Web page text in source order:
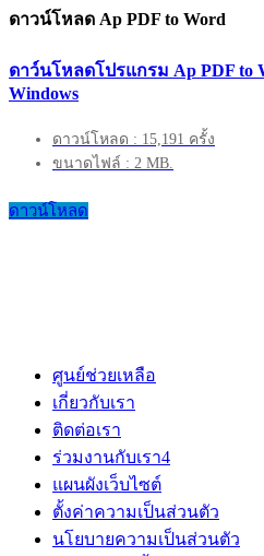
ดาวน์โหลด Ap PDF to Word
ดาว์นโหลดโปรแกรม Ap PDF to
Windows
ดาวน์โหลด : 15,191 ครั้ง
ขนาดไฟล์ : 2 MB.
ดาวน์โหลด
ศูนย์ช่วยเหลือ
เกี่ยวกับเรา
ติดต่อเรา
ร่วมงานกับเรา4
แผนผังเว็บไซต์
ตั้งค่าความเป็นส่วนตัว
นโยบายความเป็นส่วนตัว